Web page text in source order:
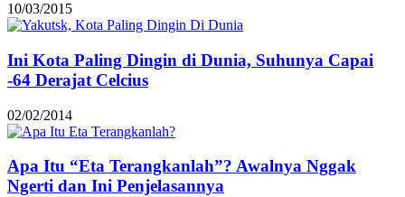
10/03/2015
Ini Kota Paling Dingin di Dunia, Suhunya Capai
-64 Derajat Celcius
02/02/2014
Apa Itu “Eta Terangkanlah”? Awalnya Nggak
Ngerti dan Ini Penjelasannya